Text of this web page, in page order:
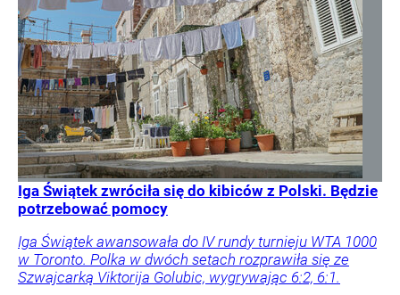
Iga Świątek zwróciła się do kibiców z Polski. Będzie
potrzebować pomocy
Iga Świątek awansowała do IV rundy turnieju WTA 1000
w Toronto. Polka w dwóch setach rozprawiła się ze
Szwajcarką Viktorija Golubic, wygrywając 6:2, 6:1.